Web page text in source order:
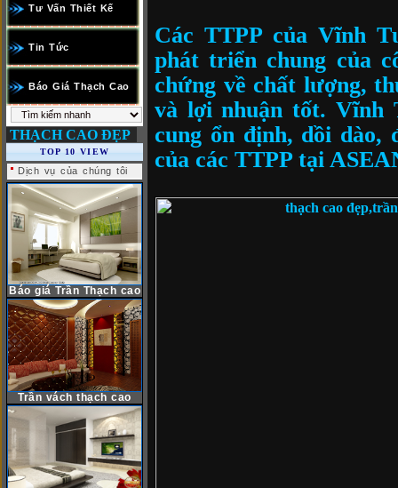
Tư Vấn Thiết Kế
Tin Tức
Báo Giá Thạch Cao
THẠCH CAO ĐẸP
TOP 10 VIEW
Dịch vụ của chúng tôi
Báo giá Trần Thạch cao
Trần vách thạch cao
Các TTPP của Vĩnh
phát triển chung của
chứng về chất lượng,
và lợi nhuận tốt. Vĩnh
cung ổn định, dồi dào,
của các TTPP tại